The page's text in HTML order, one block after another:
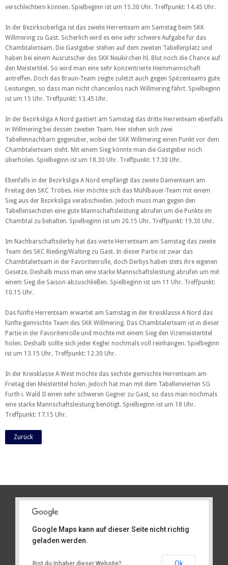
verschlechtern können. Spielbeginn ist um 15.30 Uhr. Treffpunkt: 14.45 Uhr.
In der Bezirksoberliga ist das zweite Herrenteam am Samstag beim SKK
Willmering zu Gast. Sicherlich wird es eine sehr schwere Aufgabe für das
Chambtalerteam. Die Gastgeber stehen auf dem zweiten Tabellenplatz und
haben bei einem Ausrutscher des SKK Neukirchen hl. Blut noch die Chance auf
den Meistertitel. So wird man eine sehr konzentrierte Heimmannschaft
antreffen. Doch das Braun-Team zeigte zuletzt auch gegen Spitzenteams gute
Leistungen, so dass man nicht chancenlos nach Willmering fährt. Spielbeginn
ist um 15 Uhr. Treffpunkt: 13.45 Uhr.
In der Bezirksliga A Nord gastiert am Samstag das dritte Herrenteam ebenfalls
in Willmering bei dessen zweiten Team. Hier stehen sich zwei
Tabellennachbarn gegenüber, wobei der SKK Willmering einen Punkt vor dem
Chambtalerteam steht. Mit einem Sieg könnte man die Gastgeber noch
überholen. Spielbeginn ist um 18.30 Uhr. Treffpunkt: 17.30 Uhr.
Ebenfalls in der Bezirksliga A Nord empfängt das zweite Damenteam am
Freitag den SKC Tröbes. Hier möchte sich das Mühlbauer-Team mit einem
Sieg aus der Bezirksliga verabschieden. Jedoch muss man gegen den
Tabellensechsten eine gute Mannschaftsleistung abrufen um die Punkte im
Chambtal zu behalten. Spielbeginn ist um 20.15 Uhr. Treffpunkt: 19.30 Uhr.
Im Nachbarschaftsderby hat das vierte Herrenteam am Samstag das zweite
Team des SKC Rieding/Walting zu Gast. In dieser Partie ist zwar das
Chambtalerteam in der Favoritenrolle, doch Derbys haben stets ihre eigenen
Gesetze. Deshalb muss man eine starke Mannschaftsleistung abrufen um mit
einem Sieg die Saison abzuschließen. Spielbeginn ist um 11 Uhr. Treffpunkt:
10.15 Uhr.
Das fünfte Herrenteam erwartet am Samstag in der Kreisklasse A Nord das
fünfte gemischte Team d es SKK Willmering. Das Chambtalerteam ist in dieser
Partie in der Favoritenrolle und möchte mit einem Sieg den Vizemeistertitel
holen. Deshalb sollte sich jeder Kegler nochmals voll reinhängen. Spielbeginn
ist um 13.15 Uhr. Treffpunkt: 12.30 Uhr.
In der Kreisklasse A West möchte das sechste gemischte Herrenteam am
Freitag den Meistertitel holen. Jedoch hat man mit dem Tabellenvierten SG
Furth i. Wald II einen sehr schweren Gegner zu Gast, so dass man nochmals
eine starke Mannschaftsleistung benötigt. Spielbeginn ist um 18 Uhr.
Treffpunkt: 17.15 Uhr.
Zurück
Am Sportplatz 2, 93486 Runding
Google Maps kann auf dieser Seite nicht richtig
geladen werden.
Bist du Inhaber dieser Website?